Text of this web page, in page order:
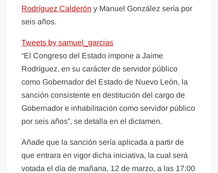
Rodríguez Calderón y Manuel González sería por
seis años.
Tweets by samuel_garcias
“El Congreso del Estado impone a Jaime
Rodríguez, en su carácter de servidor público
como Gobernador del Estado de Nuevo León, la
sanción consistente en destitución del cargo de
Gobernador e inhabilitación como servidor público
por seis años”, se detalla en el dictamen.
Añade que la sanción sería aplicada a partir de
que entrara en vigor dicha iniciativa, la cual será
votada el día de mañana, 12 de marzo, a las 17:00